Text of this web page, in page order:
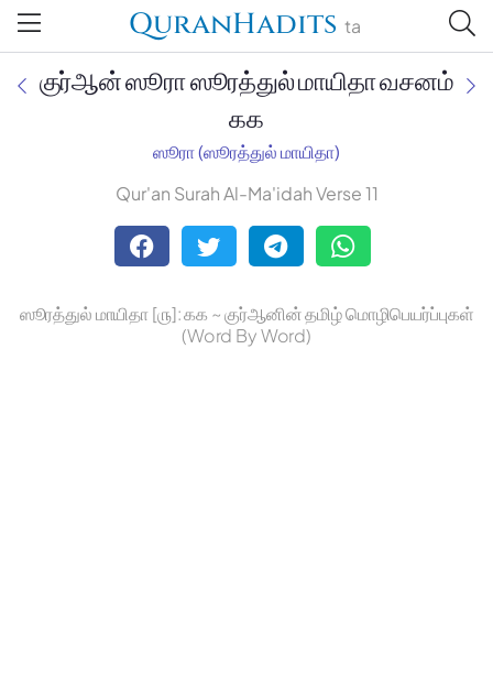
QuranHadits ta
Jan Trust Foundation
Mufti Omar Sheriff Qasimi,
குர்ஆன் ஸூரா ஸூரத்துல் மாயிதா வசனம்
௧௧
ஸூரா (ஸூரத்துல் மாயிதா)
Qur'an Surah Al-Ma'idah Verse 11
ஸூரத்துல் மாயிதா [௫]: ௧௧ ~ குர்ஆனின் தமிழ் மொழிபெயர்ப்புகள்
(Word By Word)